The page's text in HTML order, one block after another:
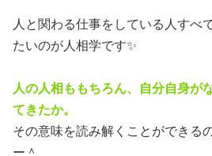
人と関わる仕事をしている人すべ
たいのが人相学です✨
人の人相ももちろん、自分自身が
てきたか。
その意味を読み解くことができる
ー＾